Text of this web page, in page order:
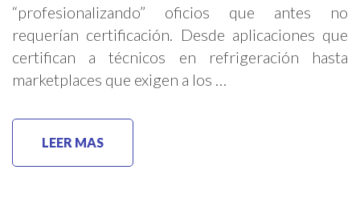
“profesionalizando” oficios que antes no
requerían certificación. Desde aplicaciones que
certifican a técnicos en refrigeración hasta
marketplaces que exigen a los …
LEER MAS